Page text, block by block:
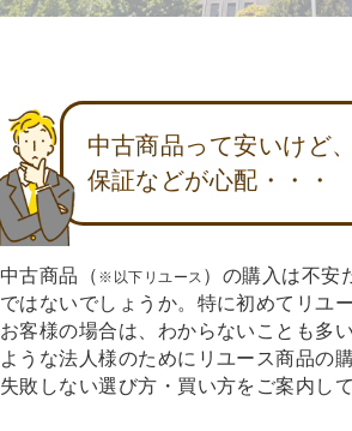
中古商品って安いけど
保証などが心配・・・
中古商品（ ※以下リユース ）の購入は不安
ではないでしょうか。特に初めてリユ
お客様の場合は、わからないことも多
ような法人様のためにリユース商品の
失敗しない選び方・買い方をご案内し